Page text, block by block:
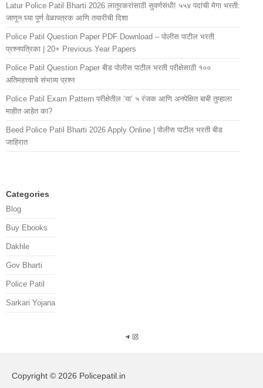
Latur Police Patil Bharti 2026 लातूरकरांसाठी सुवर्णसंधी! ५५४ पदांची मेगा भरती:
जाणून घ्या पूर्ण वेळापत्रक आणि तयारीची दिशा
Police Patil Question Paper PDF Download – पोलीस पाटील भरती
प्रश्नपत्रिका | 20+ Previous Year Papers
Police Patil Question Paper बीड पोलीस पाटील भरती परीक्षेसाठी १००
अतिमहत्त्वाचे संभाव्य प्रश्न
Police Patil Exam Pattern परीक्षेतील ‘या’ ५ रंजक आणि अनपेक्षित बाबी तुम्हाला
माहीत आहेत का?
Beed Police Patil Bharti 2026 Apply Online | पोलीस पाटील भरती बीड
जाहिरात
Categories
Blog
Buy Ebooks
Dakhle
Gov Bharti
Police Patil
Sarkari Yojana
Telegram
Instagram
Copyright © 2026 Policepatil.in